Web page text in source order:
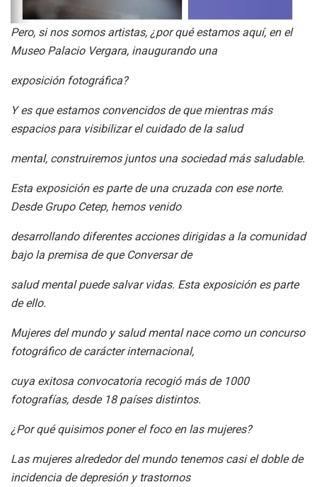
Pero, si nos somos artistas, ¿por qué estamos aquí, en el
Museo Palacio Vergara, inaugurando una
exposición fotográfica?
Y es que estamos convencidos de que mientras más
espacios para visibilizar el cuidado de la salud
mental, construiremos juntos una sociedad más saludable.
Esta exposición es parte de una cruzada con ese norte.
Desde Grupo Cetep, hemos venido
desarrollando diferentes acciones dirigidas a la comunidad
bajo la premisa de que Conversar de
salud mental puede salvar vidas. Esta exposición es parte
de ello.
Mujeres del mundo y salud mental nace como un concurso
fotográfico de carácter internacional,
cuya exitosa convocatoria recogió más de 1000
fotografías, desde 18 países distintos.
¿Por qué quisimos poner el foco en las mujeres?
Las mujeres alrededor del mundo tenemos casi el doble de
incidencia de depresión y trastornos